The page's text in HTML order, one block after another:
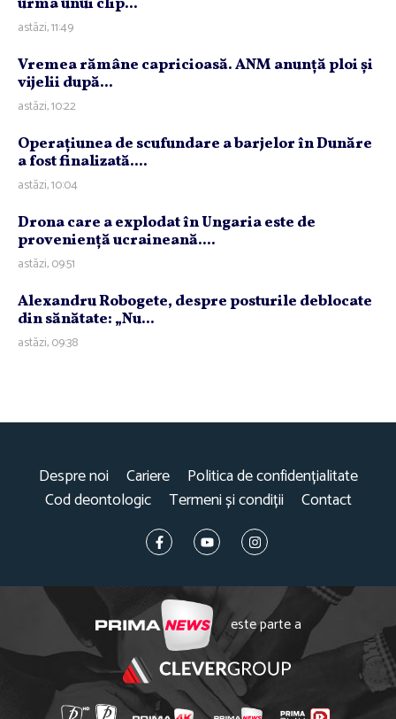
astăzi, 11:49
Vremea rămâne capricioasă. ANM anunţă ploi şi
vijelii după...
astăzi, 10:22
Operaţiunea de scufundare a barjelor în Dunăre
a fost finalizată....
astăzi, 10:04
Drona care a explodat în Ungaria este de
provenienţă ucraineană....
astăzi, 09:51
Alexandru Robogete, despre posturile deblocate
din sănătate: „Nu...
astăzi, 09:38
Despre noi Cariere
Politica de confidențialitate
Cod deontologic
Termeni și condiții Contact
este parte a